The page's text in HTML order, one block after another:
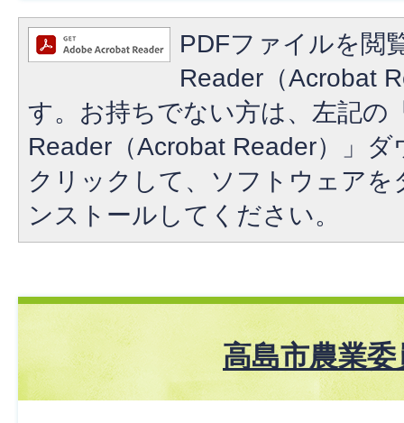
PDFファイルを閲
Reader（Acrobat
す。お持ちでない方は、左記の
Reader（Acrobat Reader）」
クリックして、ソフトウェア
ンストールしてください。
高島市農業委